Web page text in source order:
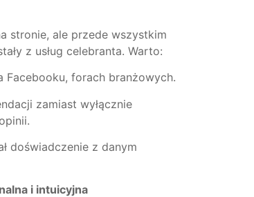
stronie, ale przede wszystkim
z usług celebranta. Warto:
Facebooku, forach branżowych.
zamiast wyłącznie
doświadczenie z danym
i intuicyjna